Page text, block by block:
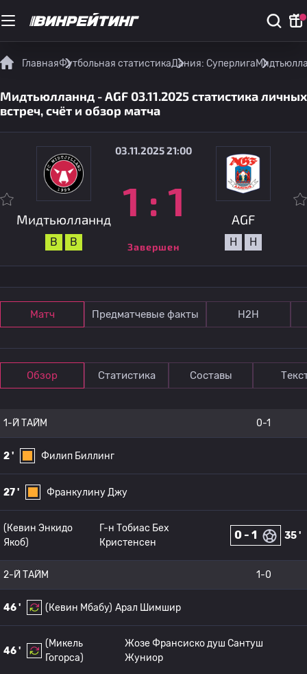
ГлавнаяФутбольная статистикаДания: Суперлига
Мидтьюлланнд - AGF 03.11.2025 статистика личных
встреч, счёт и обзор матча
Мидтьюлланнд
В В
03.11.2025 21:00
1 : 1
Завершен
AGF
Н Н
Матч Предматчевые факты Н2Н
Обзор Статистика Составы
1-Й ТАЙМ 0-1
2 ' Филип Биллинг
27 ' Франкулину Джу
35 '
0 - 1
Г-н Тобиас Бех
Кристенсен
(Кевин Энкидо
Якоб)
2-Й ТАЙМ 1-0
46 ' (Кевин Мбабу) Арал Шимшир
46 '
(Микель
Гогорса)
Жозе Франсиско душ Сантуш
Жуниор